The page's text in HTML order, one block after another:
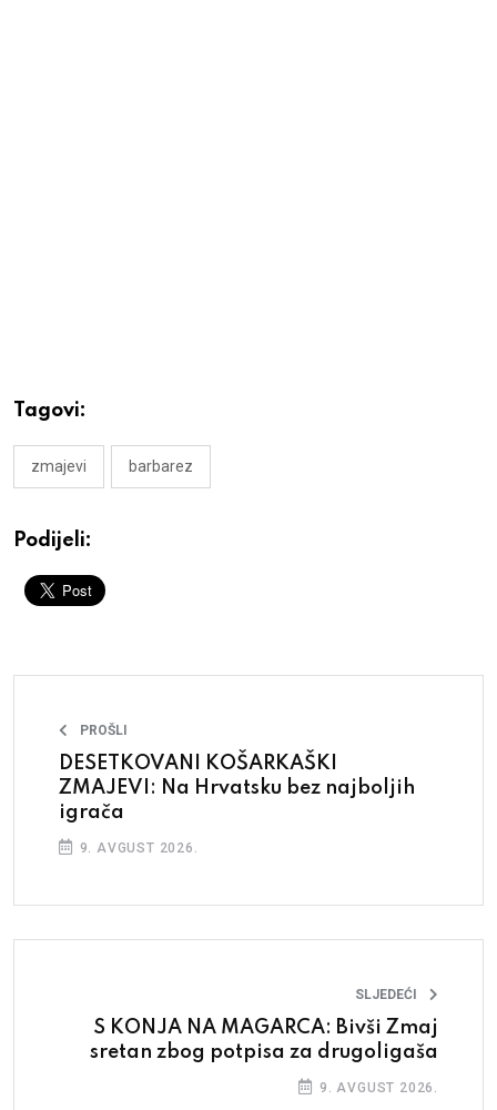
Tagovi:
zmajevi barbarez
Podijeli:
PROŠLI
DESETKOVANI KOŠARKAŠKI
ZMAJEVI: Na Hrvatsku bez najboljih
igrača
9. AVGUST 2026.
SLJEDEĆI
S KONJA NA MAGARCA: Bivši Zmaj
sretan zbog potpisa za drugoligaša
9. AVGUST 2026.